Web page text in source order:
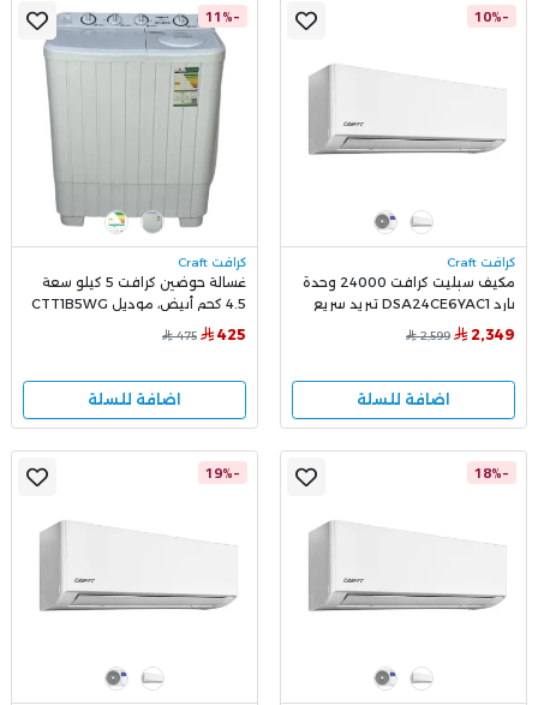
-10%
كرافت Craft
مكيف سبليت كرافت 24000 وحدة
بارد DSA24CE6YAC1 تبريد سريع
وهادئ
2,349
2,599
اضافة للسلة
-11%
كرافت Craft
غسالة حوضين كرافت 5 كيلو سعة
4.5 كجم أبيض، موديل CTT1B5WG
425
475
اضافة للسلة
-18%
-19%